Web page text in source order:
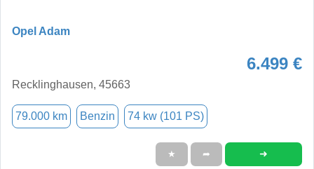
Opel Adam
6.499 €
Recklinghausen, 45663
79.000 km Benzin 74 kw (101 PS)
★ ➦ ➜